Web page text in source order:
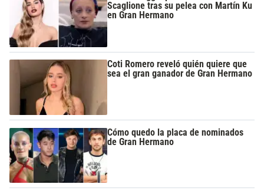
Scaglione tras su pelea con Martín Ku
en Gran Hermano
Coti Romero reveló quién quiere que
sea el gran ganador de Gran Hermano
Cómo quedo la placa de nominados
de Gran Hermano